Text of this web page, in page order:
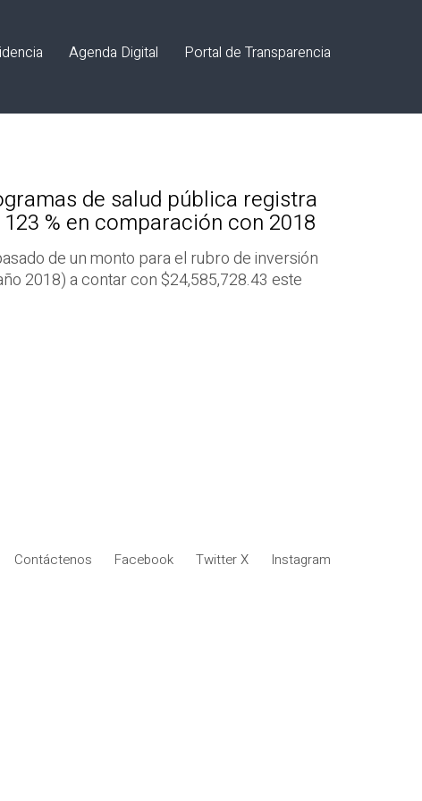
Agenda Digital Portal de Transparencia
de salud pública registra
% en comparación con 2018
de un monto para el rubro de inversión
2018) a contar con $24,585,728.43 este
Contáctenos Facebook Twitter X Instagram